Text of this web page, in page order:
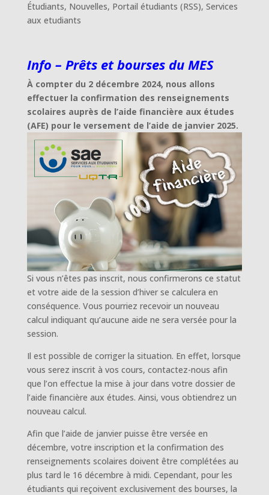
Étudiants, Nouvelles, Portail étudiants (RSS), Services
aux etudiants
Info – Prêts et bourses du MES
À compter du 2 décembre 2024, nous allons
effectuer la confirmation des renseignements
scolaires auprès de l’aide financière aux études
(AFE) pour le versement de l’aide de janvier 2025.
Si vous n’êtes pas inscrit, nous confirmerons ce statut
et votre aide de la session d’hiver se calculera en
conséquence. Vous pourriez recevoir un nouveau
calcul indiquant qu’aucune aide ne sera versée pour la
session.
Il est possible de corriger la situation. En effet, lorsque
vous serez inscrit à vos cours, contactez-nous afin
que l’on effectue la mise à jour dans votre dossier de
l’aide financière aux études. Ainsi, vous obtiendrez un
nouveau calcul.
Afin que l’aide de janvier puisse être versée en
décembre, votre inscription et la confirmation des
renseignements scolaires doivent être complétées au
plus tard le 16 décembre à midi. Cependant, pour les
étudiants qui reçoivent exclusivement des bourses, la